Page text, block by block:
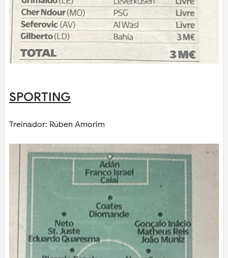
SPORTING
Treinador: Rúben Amorim